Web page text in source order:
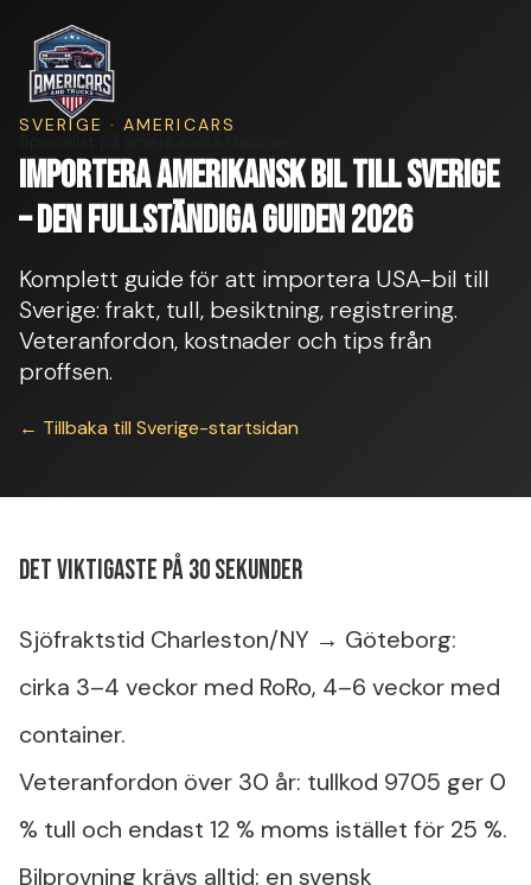
SVERIGE · AMERICARS
Importera amerikansk bil till Sverige
– Den fullständiga guiden 2026
Komplett guide för att importera USA-bil till
Sverige: frakt, tull, besiktning, registrering.
Veteranfordon, kostnader och tips från
proffsen.
← Tillbaka till Sverige-startsidan
Det viktigaste på 30 sekunder
Sjöfraktstid Charleston/NY → Göteborg:
cirka 3–4 veckor med RoRo, 4–6 veckor med
container.
Veteranfordon över 30 år: tullkod 9705 ger 0
% tull och endast 12 % moms istället för 25 %.
Bilprovning krävs alltid: en svensk